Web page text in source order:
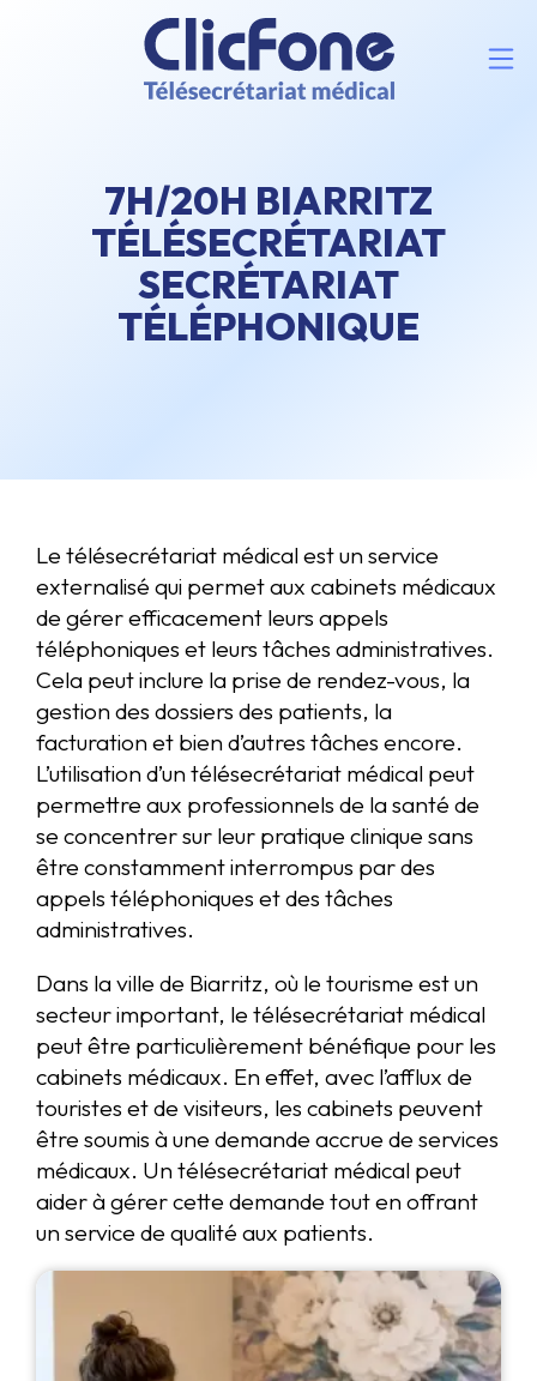
7H/20H BIARRITZ
TÉLÉSECRÉTARIAT
SECRÉTARIAT
TÉLÉPHONIQUE
Le télésecrétariat médical est un service
externalisé qui permet aux cabinets médicaux
de gérer efficacement leurs appels
téléphoniques et leurs tâches administratives.
Cela peut inclure la prise de rendez-vous, la
gestion des dossiers des patients, la
facturation et bien d’autres tâches encore.
L’utilisation d’un télésecrétariat médical peut
permettre aux professionnels de la santé de
se concentrer sur leur pratique clinique sans
être constamment interrompus par des
appels téléphoniques et des tâches
administratives.
Dans la ville de Biarritz, où le tourisme est un
secteur important, le télésecrétariat médical
peut être particulièrement bénéfique pour les
cabinets médicaux. En effet, avec l’afflux de
touristes et de visiteurs, les cabinets peuvent
être soumis à une demande accrue de services
médicaux. Un télésecrétariat médical peut
aider à gérer cette demande tout en offrant
un service de qualité aux patients.